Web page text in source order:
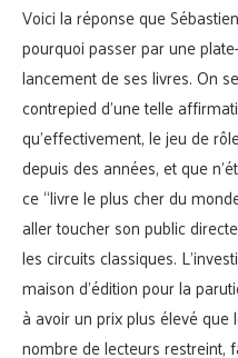
Voici la réponse que
pourquoi passer par une
lancement de ses livres. On
contrepied d’une telle
qu’effectivement, le jeu de
depuis des années, et que
ce “livre le plus cher du
aller toucher son public
les circuits classiques.
maison d’édition pour la
à avoir un prix plus élevé
nombre de lecteurs restreint,